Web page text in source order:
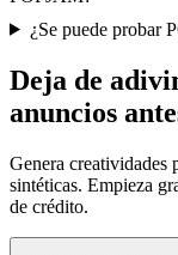
¿Se puede probar
Deja de
anuncios
Genera creatividades
sintéticas. Empieza
de crédito.